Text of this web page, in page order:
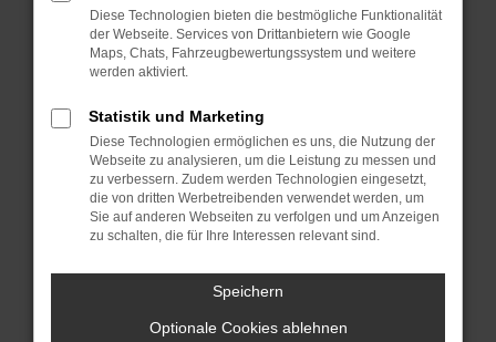
Starte dein Gerät neu.
Das kann manchmal helfen, vorübergehende
Probleme zu beheben.
Betriebssystem auf dem neuesten Stand
sind.
Veraltete Software birgt nicht nur ein
Sicherheitsrisiko, sondern kann auch dazu
führen, dass bestimmte Funktionen nicht mehr
unterstützt werden.
Wende dich an den Webseitenbetreiber.
Wenn du alle oben genannten Schritte versucht
hast, kontaktiere uns bitte. Wir werden
Diese Technologien bieten die bestmögliche Funktionalität
der Webseite. Services von Drittanbietern wie Google
Maps, Chats, Fahrzeugbewertungssystem und weitere
werden aktiviert.
Statistik und Marketing
Diese Technologien ermöglichen es uns, die Nutzung der
Webseite zu analysieren, um die Leistung zu messen und
zu verbessern. Zudem werden Technologien eingesetzt,
die von dritten Werbetreibenden verwendet werden, um
Sie auf anderen Webseiten zu verfolgen und um Anzeigen
zu schalten, die für Ihre Interessen relevant sind.
Speichern
Optionale Cookies ablehnen